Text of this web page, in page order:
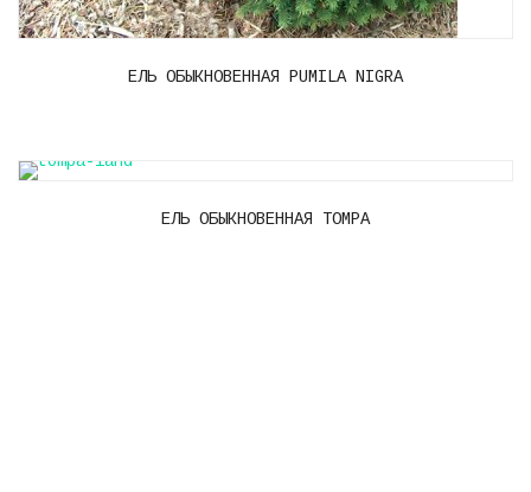
ЕЛЬ ОБЫКНОВЕННАЯ PUMILA NIGRA
ЕЛЬ ОБЫКНОВЕННАЯ TOMPA